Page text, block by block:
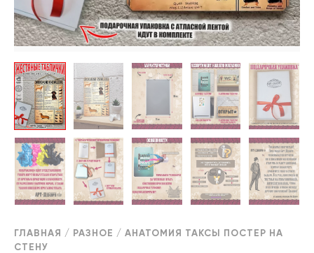
ГЛАВНАЯ / РАЗНОЕ / АНАТОМИЯ ТАКСЫ ПОСТЕР НА
СТЕНУ